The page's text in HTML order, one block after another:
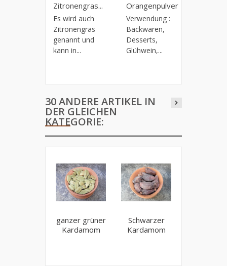
Zitronengras...
Es wird auch
Zitronengras
genannt und
kann in...
Orangenpulver
Verwendung :
Backwaren,
Desserts,
Glühwein,...
30 ANDERE ARTIKEL IN
DER GLEICHEN
KATEGORIE:
ganzer grüner
Kardamom
Schwarzer
Kardamom